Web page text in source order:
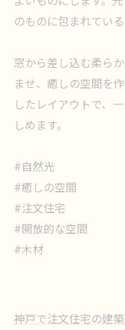
のものに包まれてい
窓から差し込む柔ら
ませ、癒しの空間を
したレイアウトで、
しめます。
#自然光
#癒しの空間
#注文住宅
#開放的な空間
#木材
神戸で注文住宅の建